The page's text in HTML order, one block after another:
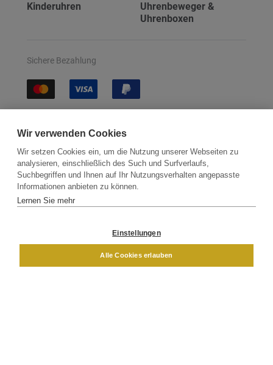
Kinderuhren
Uhrenbeweger &
Uhrenboxen
Sichere Bezahlung
Kontakt Newsletter Partner
Versand
DAMEN
Wir verwenden Cookies
Wir setzen Cookies ein, um die Nutzung unserer Webseiten zu
analysieren, einschließlich des Such und Surfverlaufs,
Suchbegriffen und Ihnen auf Ihr Nutzungsverhalten angepasste
Informationen anbieten zu können.
Lernen Sie mehr
Einstellungen
Alle Cookies erlauben